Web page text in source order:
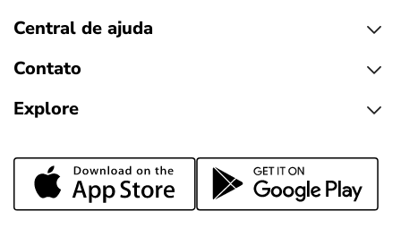
Central de ajuda
Contato
Explore